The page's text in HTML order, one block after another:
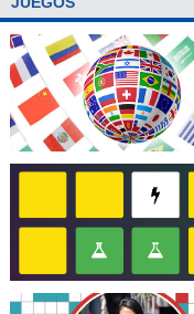
medida que
Derechos Humanos.
Ante las críticas del
voy a aceptar que se
excluir de la